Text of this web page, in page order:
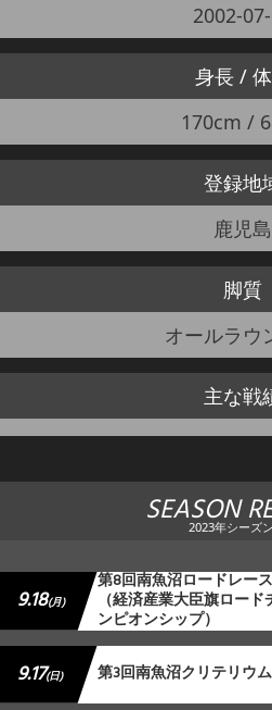
2002-
身長 /
170cm /
登録地
鹿児島
脚質
オールラウ
主な戦
SEASON
2023年シーズ
9.18(月)
第8回南魚沼ロードレース
（経済産業大臣旗ロード
ンピオンシップ）
9.17(日) 第3回南魚沼クリテリウム